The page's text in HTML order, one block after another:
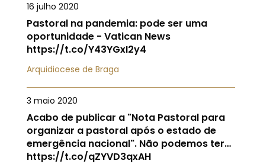
16 julho 2020
Pastoral na pandemia: pode ser uma
oportunidade - Vatican News
https://t.co/Y43YGxI2y4
Arquidiocese de Braga
3 maio 2020
Acabo de publicar a "Nota Pastoral para
organizar a pastoral após o estado de
emergência nacional". Não podemos ter…
https://t.co/qZYVD3qxAH